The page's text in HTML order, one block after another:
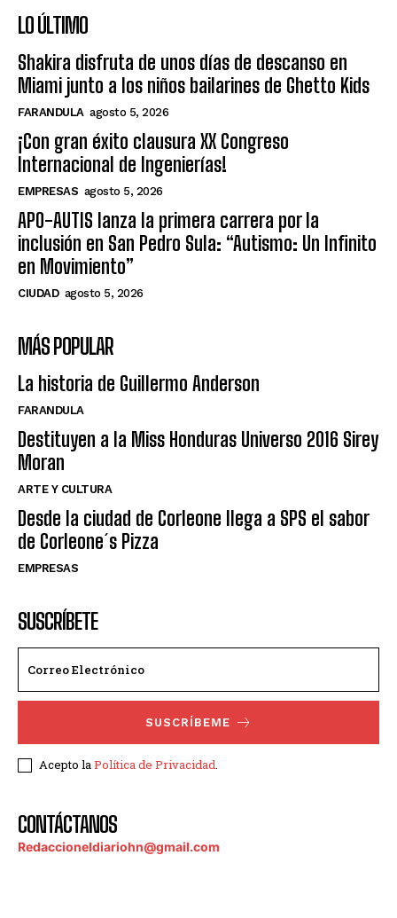
LO ÚLTIMO
Shakira disfruta de unos días de descanso en
Miami junto a los niños bailarines de Ghetto Kids
FARANDULA agosto 5, 2026
¡Con gran éxito clausura XX Congreso
Internacional de Ingenierías!
EMPRESAS agosto 5, 2026
APO-AUTIS lanza la primera carrera por la
inclusión en San Pedro Sula: “Autismo: Un Infinito
en Movimiento”
CIUDAD agosto 5, 2026
MÁS POPULAR
La historia de Guillermo Anderson
FARANDULA
Destituyen a la Miss Honduras Universo 2016 Sirey
Moran
ARTE Y CULTURA
Desde la ciudad de Corleone llega a SPS el sabor
de Corleone´s Pizza
EMPRESAS
SUSCRÍBETE
SUSCRÍBEME
Acepto laPolítica de Privacidad.
CONTÁCTANOS
Redaccioneldiariohn@gmail.com